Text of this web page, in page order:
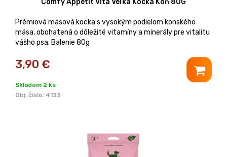
Prémiová mäsová kocka s vysokým podielom konského
mäsa, obohatená o dôležité vitamíny a minerály pre vitalitu
vášho psa. Balenie 80g
3,90 €
Skladom 2 ks
Obj. čislo: 4133